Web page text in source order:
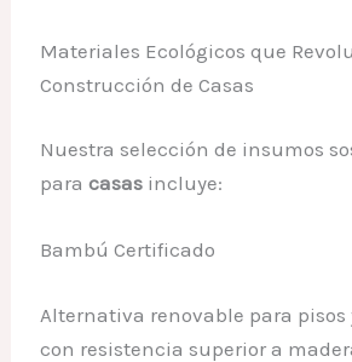
Materiales Ecológicos que
Construcción de Casas
Nuestra selección de insumos
paracasas incluye:
Bambú Certificado
Alternativa renovable para pisos
con resistencia superior a